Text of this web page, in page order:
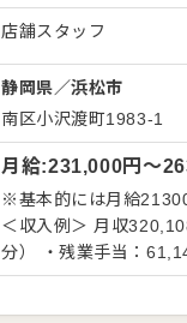
庫管理、アルバイトの育成な
らセントラルキッチン
杯を手作りにこだわる
未経験からでも本格的な調理技術を習得で
確な試験制度を整えて
経験からでも2〜3年程度で店長への昇
レジなどのDX導入、1
給休暇の取得率も高く
ど休日も充実しており
て長く働ける環境です
店舗スタッフ
静岡県／浜松市
南区小沢渡町1983-1
月給:231,000円〜
※基本的には月給
＜収入例＞ 月収
分） ・残業手当：